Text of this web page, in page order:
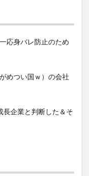
応身バレ防止のため
めつい国ｗ）の会社
企業と判断した＆そ